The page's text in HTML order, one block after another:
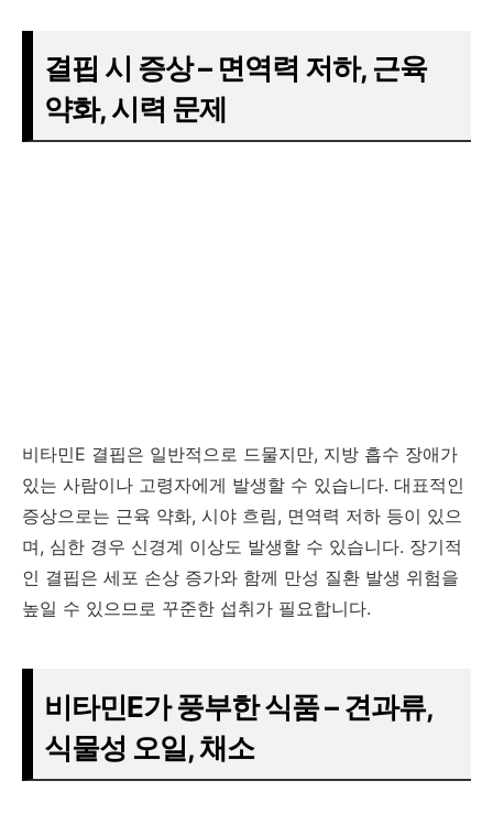
결핍 시 증상 – 면역력 저하, 근육
약화, 시력 문제
비타민E 결핍은 일반적으로 드물지만, 지방 흡수 장애가
있는 사람이나 고령자에게 발생할 수 있습니다. 대표적인
증상으로는 근육 약화, 시야 흐림, 면역력 저하 등이 있으
며, 심한 경우 신경계 이상도 발생할 수 있습니다. 장기적
인 결핍은 세포 손상 증가와 함께 만성 질환 발생 위험을
높일 수 있으므로 꾸준한 섭취가 필요합니다.
비타민E가 풍부한 식품 – 견과류,
식물성 오일, 채소